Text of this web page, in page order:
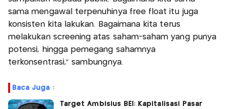
sama mengawal terpenuhinya free float itu juga
konsisten kita lakukan. Bagaimana kita terus
melakukan screening atas saham-saham yang punya
potensi, hingga pemegang sahamnya
terkonsentrasi,” sambungnya.
Baca Juga :
Target Ambisius BEI: Kapitalisasi Pasar